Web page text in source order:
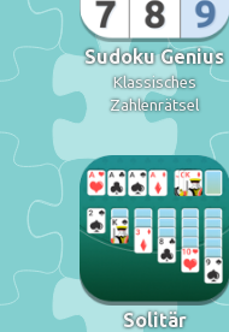
Sudoku Genius
Klassisches
Zahlenrätsel
Solitär